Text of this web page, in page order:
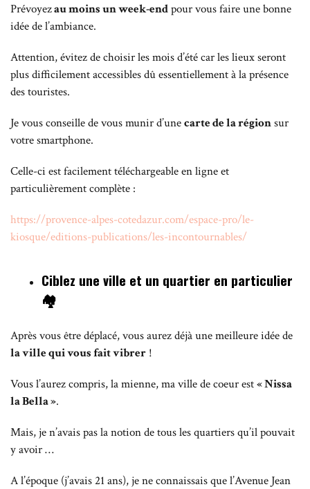
Prévoyezau moins un week-endpour vous faire une bonne
idée de l’ambiance.
Attention, évitez de choisir les mois d’été car les lieux seront
plus difficilement accessibles dû essentiellement à la présence
des touristes.
Je vous conseille de vous munir d’unecarte de la régionsur
votre smartphone.
Celle-ci est facilement téléchargeable en ligne et
particulièrement complète :
https://provence-alpes-cotedazur.com/espace-pro/le-
kiosque/editions-publications/les-incontournables/
Ciblez une ville et un quartier en particulier
🏘
Après vous être déplacé, vous aurez déjà une meilleure idée de
la ville qui vous fait vibrer !
Vous l’aurez compris, la mienne, ma ville de coeur est« Nissa
la Bella ».
Mais, je n’avais pas la notion de tous les quartiers qu’il pouvait
y avoir …
A l’époque (j’avais 21 ans), je ne connaissais que l’Avenue Jean